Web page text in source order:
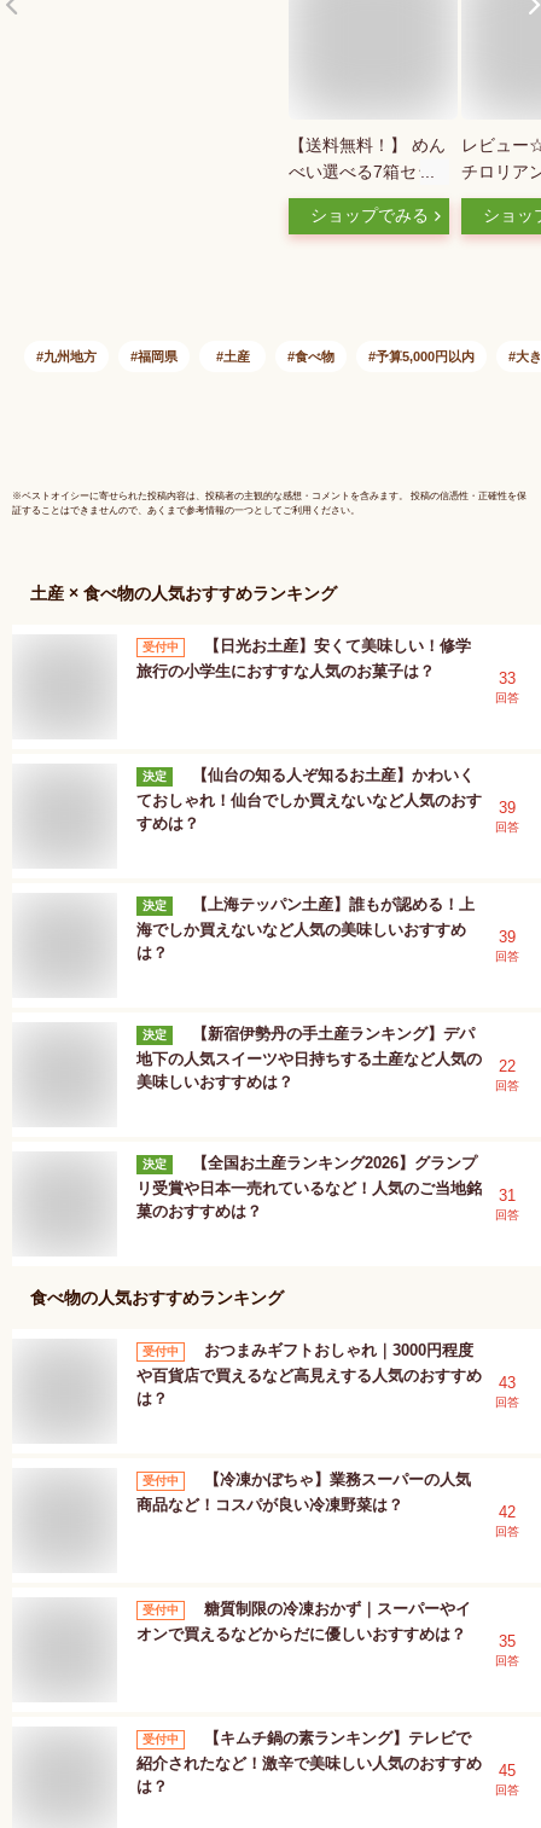
【送料無料！】 めん
べい選べる7箱セッ
ト （プレーン・辛
口・マヨネーズ・玉
寄せ 明太子 博多土
ショップでみる
レビュー
チロリア
ーボック
お菓子
差し入れ
ショッ
九州地方 福岡県 土産 食べ物 予算5,000円以内 大
※ベストオイシーに寄せられた投稿内容は、投稿者の主観的な感想・コメントを含みます。 投稿の信憑性・正確性を保
証することはできませんので、あくまで参考情報の一つとしてご利用ください。
土産 × 食べ物の人気おすすめランキング
受付中
【日光お土産】安くて美味しい！修学
旅行の小学生におすすな人気のお菓子は？
33
回答
決定
【仙台の知る人ぞ知るお土産】かわいく
ておしゃれ！仙台でしか買えないなど人気のおす
すめは？
39
回答
決定
【上海テッパン土産】誰もが認める！上
海でしか買えないなど人気の美味しいおすすめ
は？
39
回答
決定
【新宿伊勢丹の手土産ランキング】デパ
地下の人気スイーツや日持ちする土産など人気の
美味しいおすすめは？
22
回答
決定
【全国お土産ランキング2026】グランプ
リ受賞や日本一売れているなど！人気のご当地銘
菓のおすすめは？
31
回答
食べ物の人気おすすめランキング
受付中
おつまみギフトおしゃれ｜3000円程度
や百貨店で買えるなど高見えする人気のおすすめ
は？
43
回答
受付中
【冷凍かぼちゃ】業務スーパーの人気
商品など！コスパが良い冷凍野菜は？
42
回答
受付中
糖質制限の冷凍おかず｜スーパーやイ
オンで買えるなどからだに優しいおすすめは？
35
回答
受付中
【キムチ鍋の素ランキング】テレビで
紹介されたなど！激辛で美味しい人気のおすすめ
は？
45
回答